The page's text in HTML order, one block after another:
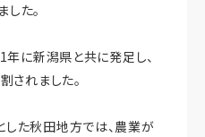
た。
に新潟県と共に発足し、
されました。
た秋田地方では、農業が